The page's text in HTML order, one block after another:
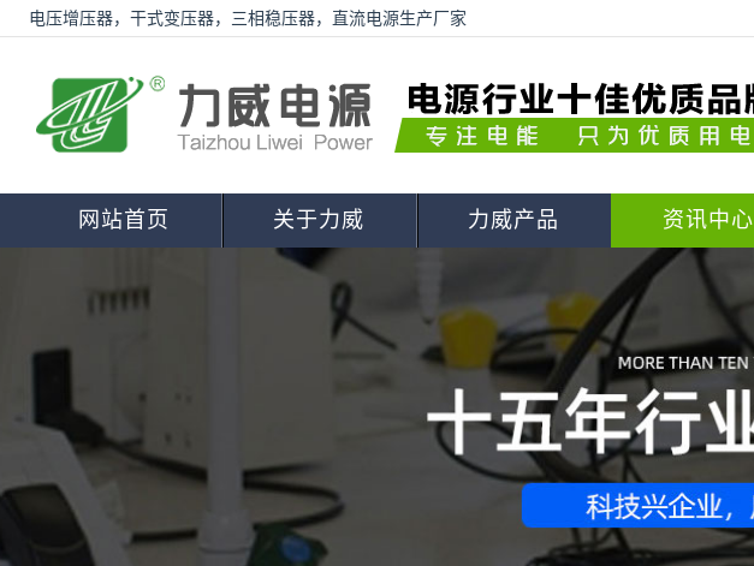
电压增压器，干式变压器，三相稳压器，直流电源生产厂家
网站首页 关于力威 力威产品 资讯中心